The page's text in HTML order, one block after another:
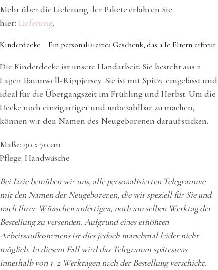
Mehr über die Lieferung der Pakete erfahren Sie
hier: Lieferung.
Kinderdecke – Ein personalisiertes Geschenk, das alle Eltern erfreut
Die Kinderdecke ist unsere Handarbeit. Sie besteht aus 2
Lagen Baumwoll-Rippjersey. Sie ist mit Spitze eingefasst und
ideal für die Übergangszeit im Frühling und Herbst. Um die
Decke noch einzigartiger und unbezahlbar zu machen,
können wir den Namen des Neugeborenen darauf sticken.
Maße: 90 x 70 cm
Pflege: Handwäsche
Bei Izzie bemühen wir uns, alle personalisierten Telegramme
mit den Namen der Neugeborenen, die wir speziell für Sie und
nach Ihren Wünschen anfertigen, noch am selben Werktag der
Bestellung zu versenden. Aufgrund eines erhöhten
Arbeitsaufkommens ist dies jedoch manchmal leider nicht
möglich. In diesem Fall wird das Telegramm spätestens
innerhalb von 1–2 Werktagen nach der Bestellung verschickt.